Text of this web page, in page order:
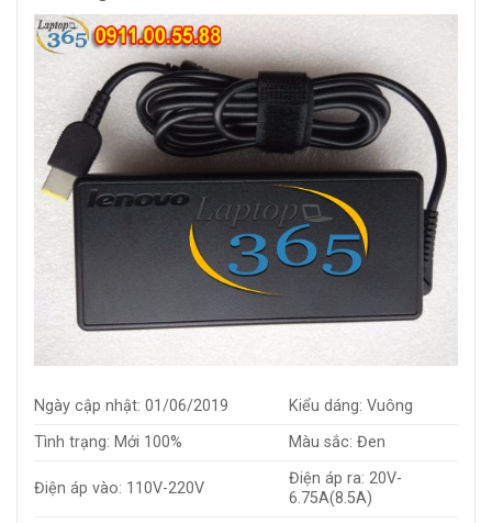
Ngày cập nhật: 01/06/2019
Kiểu dáng: Vuông
Tình trạng: Mới 100%
Màu sắc: Đen
Điện áp vào: 110V-220V
Điện áp ra: 20V-
6.75A(8.5A)